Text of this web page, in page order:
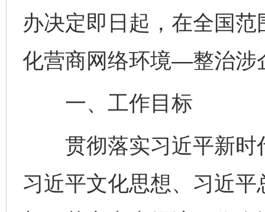
办决定即日起，在全国范
化营商网络环境—整治涉
一、工作目标
贯彻落实习近平新时
习近平文化思想、习近